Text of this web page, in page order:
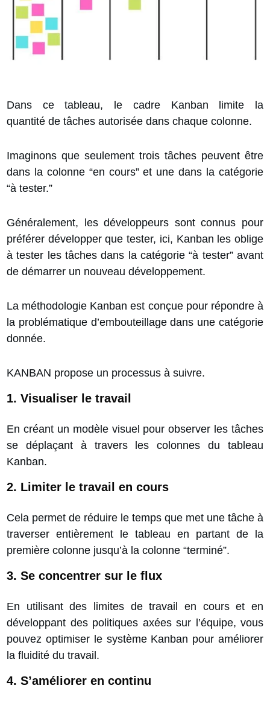
Dans ce tableau, le cadre Kanban
limite la
quantité de tâches autorisée dans chaque colonne.
Imaginons que seulement trois tâches peuvent être
dans la colonne “en cours” et une dans la catégorie
“à tester.”
Généralement, les développeurs sont connus pour
préférer développer que tester, ici, Kanban les oblige
à tester les tâches dans la catégorie “à tester” avant
de démarrer un nouveau développement.
La méthodologie Kanban est conçue pour répondre à
la problématique d’embouteillagedans une catégorie
donnée.
KANBAN propose un processus à suivre.
1. Visualiser le travail
En créant un modèle visuel pour observer les tâches
se déplaçant à travers les colonnes du tableau
Kanban.
2. Limiter le travail en cours
Cela permet de réduire le temps que met une tâche à
traverser entièrement le tableau en partant de la
première colonne jusqu’à la colonne “terminé”.
3. Se concentrer sur le flux
En utilisant des limites de travail en cours et en
développant des politiques axées sur l’équipe, vous
pouvez optimiser le système Kanban pour améliorer
la fluidité du travail.
4. S’améliorer en continu